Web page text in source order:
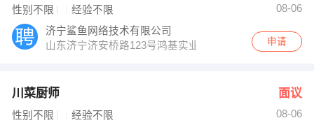
性别不限 经验不限
08-06
济宁鲨鱼网络技术有限公司
山东济宁济安桥路123号鸿基实业
申请
川菜厨师 面议
性别不限 经验不限
08-06